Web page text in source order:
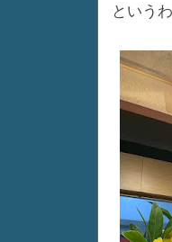
という